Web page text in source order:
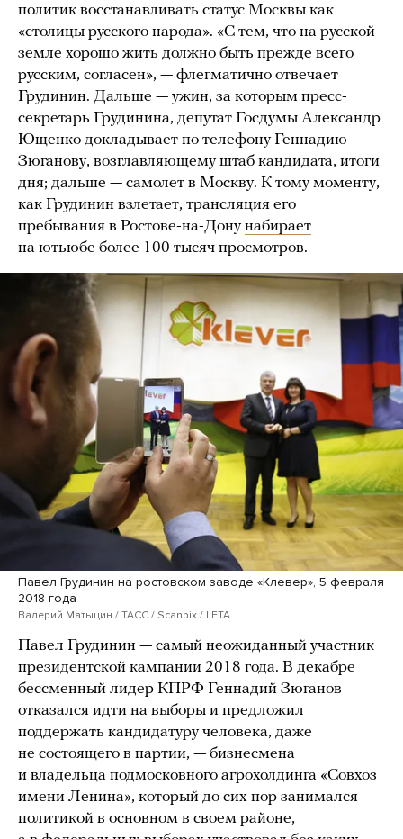
политик восстанавливать статус Москвы как
«столицы русского народа». «С тем, что на русской
земле хорошо жить должно быть прежде всего
русским, согласен», — флегматично отвечает
Грудинин. Дальше — ужин, за которым пресс-
секретарь Грудинина, депутат Госдумы Александр
Ющенко докладывает по телефону Геннадию
Зюганову, возглавляющему штаб кандидата, итоги
дня; дальше — самолет в Москву. К тому моменту,
как Грудинин взлетает, трансляция его
пребывания в Ростове-на-Донунабирает
на ютьюбе более 100 тысяч просмотров.
Павел Грудинин на ростовском заводе «Клевер», 5 февраля
2018 года
Валерий Матыцин / ТАСС / Scanpix / LETA
Павел Грудинин — самый неожиданный участник
президентской кампании 2018 года. В декабре
бессменный лидер КПРФ Геннадий Зюганов
отказался идти на выборы и предложил
поддержать кандидатуру человека, даже
не состоящего в партии, — бизнесмена
и владельца подмосковного агрохолдинга «Совхоз
имени Ленина», который до сих пор занимался
политикой в основном в своем районе,